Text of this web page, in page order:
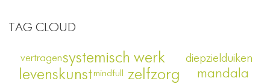
TAG CLOUD
zelfzorg
systemisch werk
levenskunst
mandala
diepzielduiken
vertragen
mindfull